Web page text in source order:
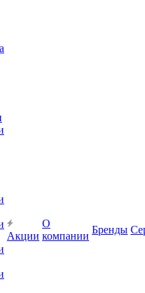
Акции
О
компании
Бренды